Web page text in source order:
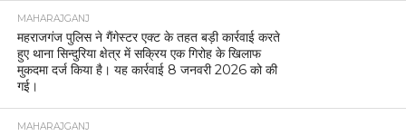
MAHARAJGANJ
महराजगंज पुलिस ने गैंगेस्टर एक्ट के तहत बड़ी कार्रवाई करते
हुए थाना सिन्दुरिया क्षेत्र में सक्रिय एक गिरोह के खिलाफ
मुकदमा दर्ज किया है। यह कार्रवाई 8 जनवरी 2026 को की
गई।
MAHARAJGANJ